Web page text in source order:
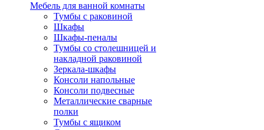
Мебель для ванной комнаты
Тумбы с раковиной
Шкафы
Шкафы-пеналы
Тумбы со столешницей и
накладной раковиной
Зеркала-шкафы
Консоли напольные
Консоли подвесные
Металлические сварные
полки
Тумбы с ящиком